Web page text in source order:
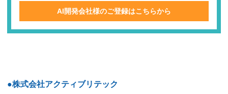
AI開発会社様のご登録はこちらから
●株式会社アクティブリテック